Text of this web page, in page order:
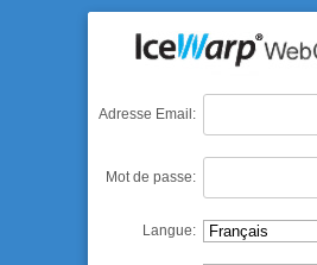
Adresse Email:
Mot de passe:
Langue: